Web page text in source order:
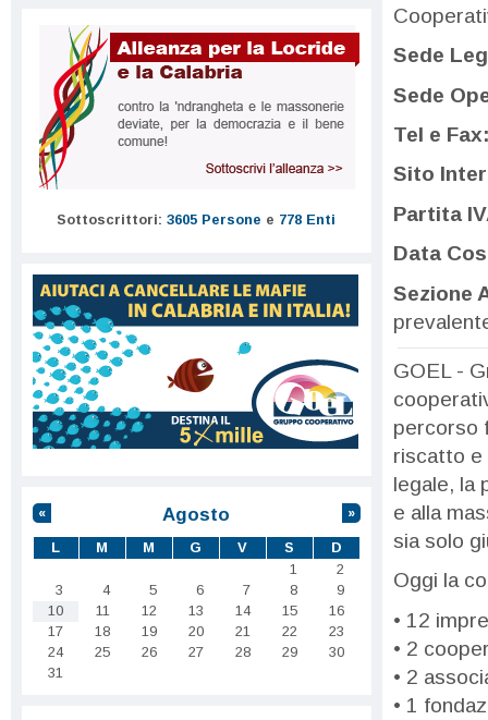
Sede
Sede
Tel e
Sito
Partita
Data
Sezione
GOEL -
percorso
riscatto e
legale, la
e alla
sia solo
Oggi la
• 12
• 2
• 2
• 1
Sottoscrittori: 3605 Persone e 778 Enti
Agosto
« »
L M M G V S
D
1
2
3
4 5 6 7 8
9
10
11 12 13 14 15
16
17
18 19 20 21 22
23
24
25 26 27 28 29
30
31